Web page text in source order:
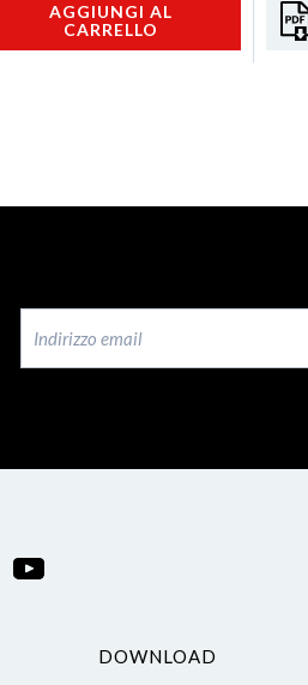
AGGIUNGI AL
CARRELLO
DOWNLOAD